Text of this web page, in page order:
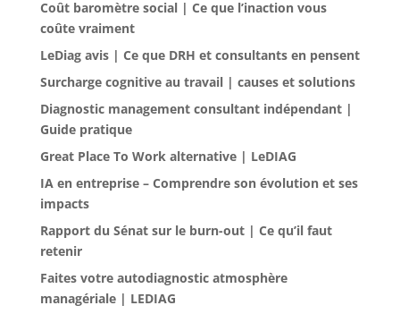
Coût baromètre social | Ce que l’inaction vous
coûte vraiment
LeDiag avis | Ce que DRH et consultants en pensent
Surcharge cognitive au travail | causes et solutions
Diagnostic management consultant indépendant |
Guide pratique
Great Place To Work alternative | LeDIAG
IA en entreprise – Comprendre son évolution et ses
impacts
Rapport du Sénat sur le burn-out | Ce qu’il faut
retenir
Faites votre autodiagnostic atmosphère
managériale | LEDIAG